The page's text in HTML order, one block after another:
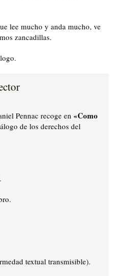
lee mucho y anda mucho, ve
zancadillas.
Pennac recoge en «Como
de los derechos del
textual transmisible).